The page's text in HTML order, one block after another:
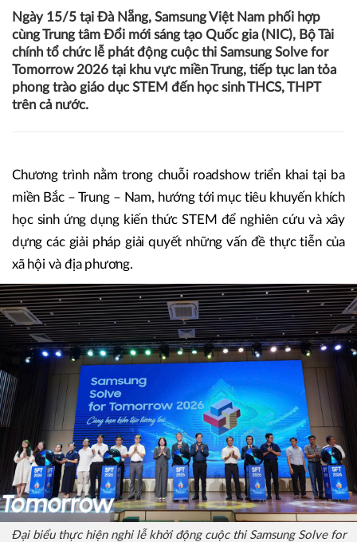
Ngày 15/5 tại Đà Nẵng, Samsung Việt Nam phối hợp
cùng Trung tâm Đổi mới sáng tạo Quốc gia (NIC), Bộ Tài
chính tổ chức lễ phát động cuộc thi Samsung Solve for
Tomorrow 2026 tại khu vực miền Trung, tiếp tục lan tỏa
phong trào giáo dục STEM đến học sinh THCS, THPT
trên cả nước.
Chương trình nằm trong chuỗi roadshow triển khai tại ba
miền Bắc – Trung – Nam, hướng tới mục tiêu khuyến khích
học sinh ứng dụng kiến thức STEM để nghiên cứu và xây
dựng các giải pháp giải quyết những vấn đề thực tiễn của
xã hội và địa phương.
Đại biểu thực hiện nghi lễ khởi động cuộc thi Samsung Solve for